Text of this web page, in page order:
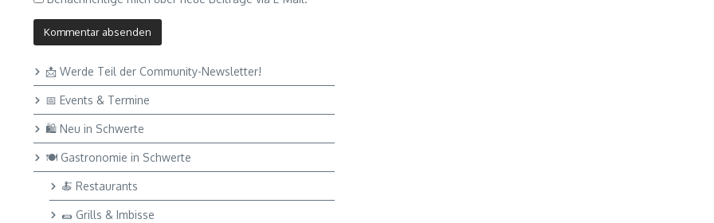
📩 Werde Teil der Community-Newsletter!
📅 Events & Termine
🛍 Neu in Schwerte
🍽 Gastronomie in Schwerte
🍝 Restaurants
🌯 Grills & Imbisse